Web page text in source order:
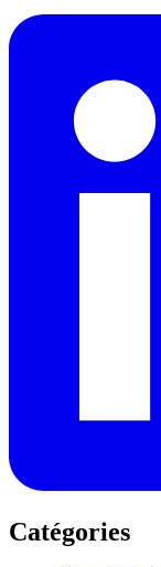
Catégories